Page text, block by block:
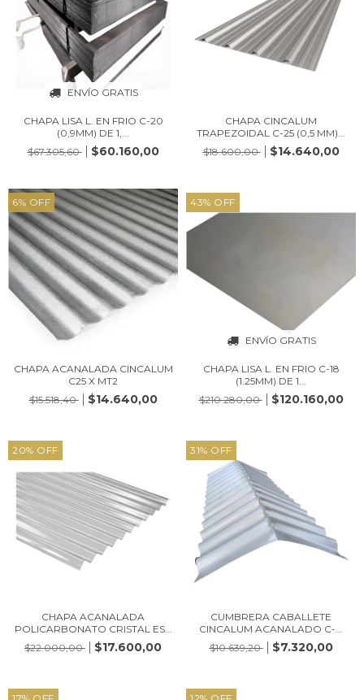
ENVÍO GRATIS
CHAPA LISA L. EN FRIO C-20
(0,9MM) DE 1,...
$67.305,60
$60.160,00
CHAPA CINCALUM
TRAPEZOIDAL C-25 (0,5 MM)...
$18.600,00
$14.640,00
6% OFF
CHAPA ACANALADA CINCALUM
C25 X MT2
$15.518,40
$14.640,00
43% OFF
ENVÍO GRATIS
CHAPA LISA L. EN FRIO C-18
(1.25MM) DE 1...
$210.280,00
$120.160,00
20% OFF
CHAPA ACANALADA
POLICARBONATO CRISTAL ES...
$22.000,00
$17.600,00
31% OFF
CUMBRERA CABALLETE
CINCALUM ACANALADO C-...
$10.639,20
$7.320,00